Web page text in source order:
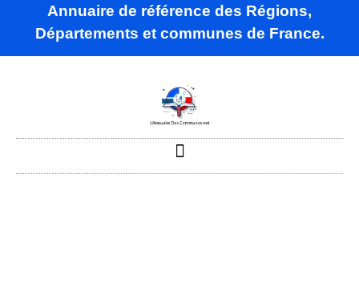
Annuaire de référence des Régions,
Départements et communes de France.